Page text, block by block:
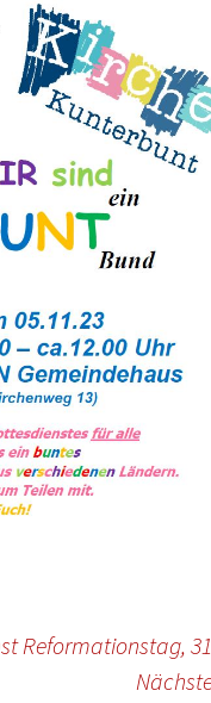
Reformationstag,